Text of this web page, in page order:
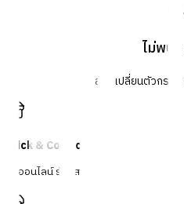
ไม่พบ
ลองเปลี่ยนตัวกรอ
Click & Collect
สั่งออนไลน์ รับที่สาขา